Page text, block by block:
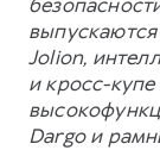
Jolion,
и кросс-купе
Dargo и